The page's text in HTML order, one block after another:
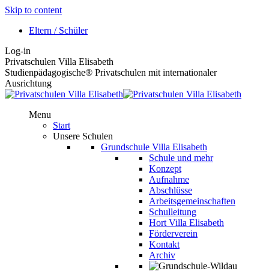
Skip to content
Eltern / Schüler
Log-in
Privatschulen Villa Elisabeth
Studienpädagogische® Privatschulen mit internationaler
Ausrichtung
Menu
Start
Unsere Schulen
Grundschule Villa Elisabeth
Schule und mehr
Konzept
Aufnahme
Abschlüsse
Arbeitsgemeinschaften
Schulleitung
Hort Villa Elisabeth
Förderverein
Kontakt
Archiv